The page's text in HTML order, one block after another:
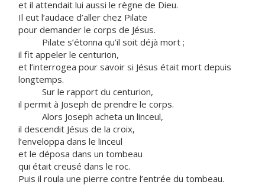
et il attendait lui aussi le règne de Dieu.
Il eut l’audace d’aller chez Pilate
pour demander le corps de Jésus.
Pilate s’étonna qu’il soit déjà mort ;
il fit appeler le centurion,
et l’interrogea pour savoir si Jésus était mort depuis
longtemps.
Sur le rapport du centurion,
il permit à Joseph de prendre le corps.
Alors Joseph acheta un linceul,
il descendit Jésus de la croix,
l’enveloppa dans le linceul
et le déposa dans un tombeau
qui était creusé dans le roc.
Puis il roula une pierre contre l’entrée du tombeau.